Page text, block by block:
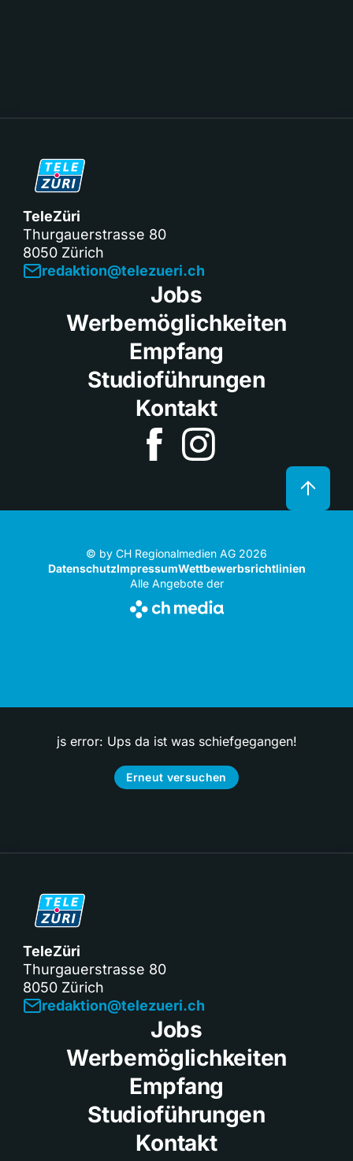
TeleZüri
Thurgauerstrasse 80
8050 Zürich
redaktion@telezueri.ch
Jobs
Werbemöglichkeiten
Empfang
Studioführungen
Kontakt
© by CH Regionalmedien AG 2026
DatenschutzImpressumWettbewerbsrichtlinien
Alle Angebote der
js error: Ups da ist was schiefgegangen!
Erneut versuchen
TeleZüri
Thurgauerstrasse 80
8050 Zürich
redaktion@telezueri.ch
Jobs
Werbemöglichkeiten
Empfang
Studioführungen
Kontakt